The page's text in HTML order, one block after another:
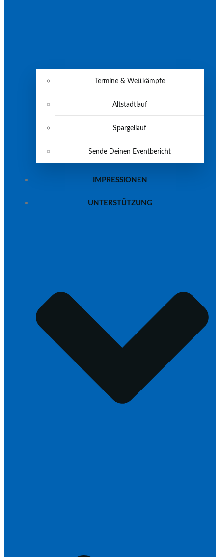
Termine & Wettkämpfe
Altstadtlauf
Spargellauf
Sende Deinen Eventbericht
IMPRESSIONEN
UNTERSTÜTZUNG